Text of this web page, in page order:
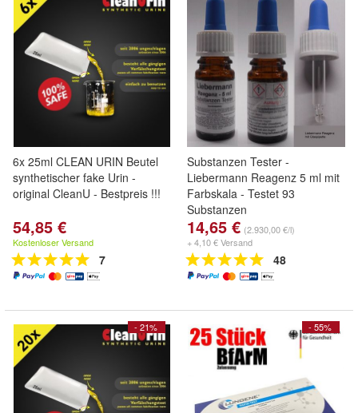
6x 25ml CLEAN URIN Beutel
synthetischer fake Urin -
original CleanU - Bestpreis !!!
54,85 €
Kostenloser Versand
7
Substanzen Tester -
Liebermann Reagenz 5 ml mit
Farbskala - Testet 93
Substanzen
14,65 € (2.930,00 €/l)
+ 4,10 € Versand
48
- 21% - 55%